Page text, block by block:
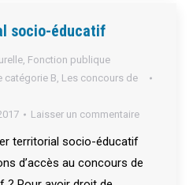
socio-éducatif
, Fonction publique
catégorie B, Les concours de
Laisser un commentaire
territorial socio-éducatif
d’accès au concours de